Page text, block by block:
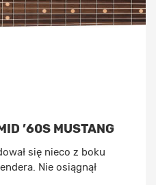
’60S MUSTANG
się nieco z boku
Nie osiągnął